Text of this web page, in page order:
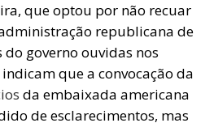
que optou por não recuar
republicana de
governo ouvidas nos
que a convocação da
da embaixada americana
de esclarecimentos, mas